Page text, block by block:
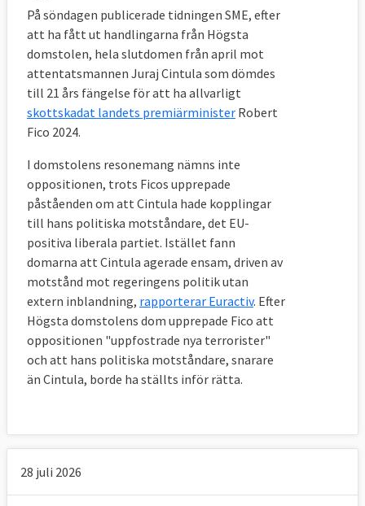
6. Vad är ett terrorbrott?
Idirektivetom bekämpning av terrorism
från mars 2017 definieras terrorist och
terroristrelaterade brott.
uppsåtliga gärningar som kan betraktas
som terroristbrott är de som syftar till att
injaga allvarlig fruktan hos en befolkning,
att tvinga ett offentligt organ eller en
internationell organisation att utföra eller
att avstå från att utföra en viss handling,
eller att allvarligt destabilisera eller förstöra
de grundläggande politiska,
konstitutionella, ekonomiska eller sociala
strukturerna i ett land eller i en
bör enligt direktivet också anses vara ett
terroristbrott om det på grundval av
objektiva omständigheter fastställs att
På söndagen publicerade tidningen SME, efter
att ha fått ut handlingarna från Högsta
domstolen, hela slutdomen från april mot
attentatsmannen Juraj Cintula som dömdes
till 21 års fängelse för att ha allvarligt
skottskadat landets premiärminister Robert
Fico 2024.
I domstolens resonemang nämns inte
oppositionen, trots Ficos upprepade
påståenden om att Cintula hade kopplingar
till hans politiska motståndare, det EU-
positiva liberala partiet. Istället fann
domarna att Cintula agerade ensam, driven av
motstånd mot regeringens politik utan
extern inblandning, rapporterar Euractiv. Efter
Högsta domstolens dom upprepade Fico att
oppositionen "uppfostrade nya terrorister"
och att hans politiska motståndare, snarare
än Cintula, borde ha ställts inför rätta.
28 juli 2026